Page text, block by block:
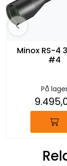
Minox RS-4
#4
På